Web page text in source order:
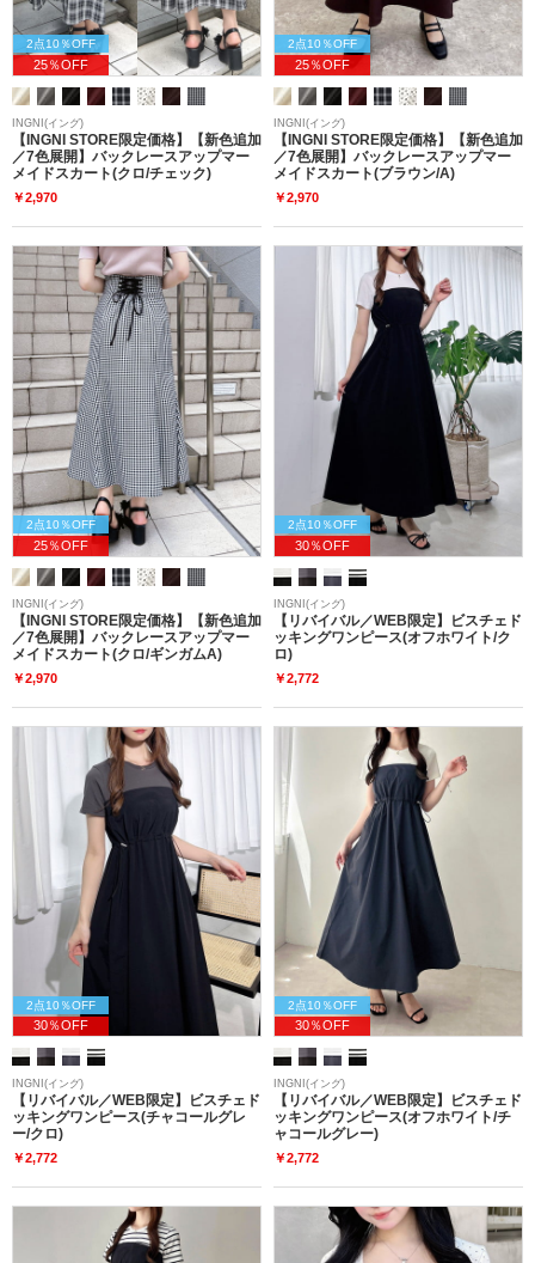
2点10％OFF
25％OFF
INGNI(イング)
【INGNI STORE限定価格】【新色追加
／7色展開】バックレースアップマー
メイドスカート(クロ/チェック)
￥2,970
2点10％OFF
25％OFF
INGNI(イング)
【INGNI STORE限定価格】【新色追加
／7色展開】バックレースアップマー
メイドスカート(ブラウン/A)
￥2,970
2点10％OFF
25％OFF
INGNI(イング)
【INGNI STORE限定価格】【新色追加
／7色展開】バックレースアップマー
メイドスカート(クロ/ギンガムA)
￥2,970
2点10％OFF
30％OFF
INGNI(イング)
【リバイバル／WEB限定】ビスチェド
ッキングワンピース(オフホワイト/ク
ロ)
￥2,772
2点10％OFF
30％OFF
INGNI(イング)
【リバイバル／WEB限定】ビスチェド
ッキングワンピース(チャコールグレ
ー/クロ)
￥2,772
2点10％OFF
30％OFF
INGNI(イング)
【リバイバル／WEB限定】ビスチェド
ッキングワンピース(オフホワイト/チ
ャコールグレー)
￥2,772